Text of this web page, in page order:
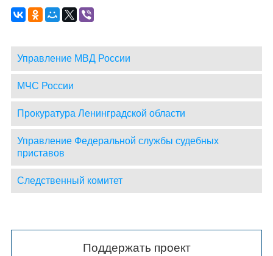
Управление МВД России
МЧС России
Прокуратура Ленинградской области
Управление Федеральной службы судебных
приставов
Следственный комитет
Поддержать проект